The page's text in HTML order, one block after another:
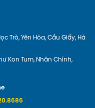
Trò, Yên Hòa, Cầu Giấy, Hà
Kon Tum, Nhân Chính,